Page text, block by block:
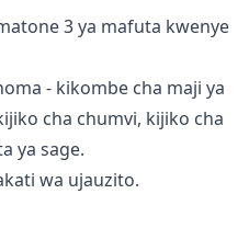
3 ya mafuta kwenye
- kikombe cha maji ya
cha chumvi, kijiko cha
ya sage.
wa ujauzito.